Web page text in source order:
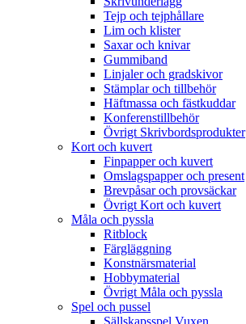
Tejp och tejphållare
Lim och klister
Saxar och knivar
Gummiband
Linjaler och gradskivor
Stämplar och tillbehör
Häftmassa och fästkuddar
Konferenstillbehör
Övrigt Skrivbordsprodukter
Kort och kuvert
Finpapper och kuvert
Omslagspapper och present
Brevpåsar och provsäckar
Övrigt Kort och kuvert
Måla och pyssla
Ritblock
Färgläggning
Konstnärsmaterial
Hobbymaterial
Övrigt Måla och pyssla
Spel och pussel
Sällskapsspel Vuxen